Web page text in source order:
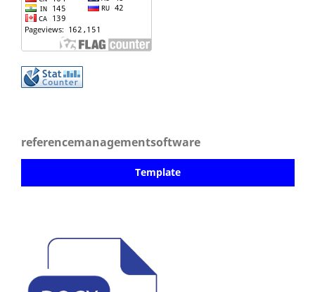
referencemanagementsoftware
Template